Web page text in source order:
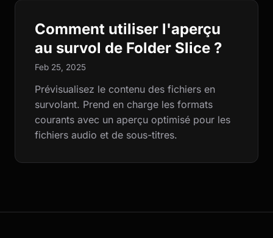
Comment utiliser l'aperçu
au survol de Folder Slice ?
Feb 25, 2025
Prévisualisez le contenu des fichiers en
survolant. Prend en charge les formats
courants avec un aperçu optimisé pour les
fichiers audio et de sous-titres.